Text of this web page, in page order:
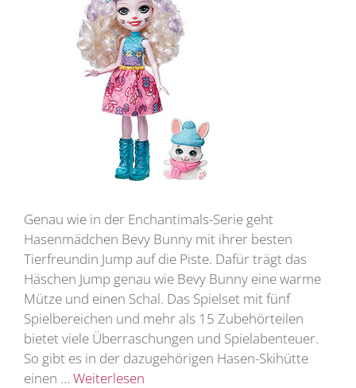
Genau wie in der Enchantimals-Serie geht
Hasenmädchen Bevy Bunny mit ihrer besten
Tierfreundin Jump auf die Piste. Dafür trägt das
Häschen Jump genau wie Bevy Bunny eine warme
Mütze und einen Schal. Das Spielset mit fünf
Spielbereichen und mehr als 15 Zubehörteilen
bietet viele Überraschungen und Spielabenteuer.
So gibt es in der dazugehörigen Hasen-Skihütte
einen … Weiterlesen